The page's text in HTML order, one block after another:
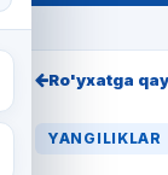
Ro'yxatga
YANGILIKLAR